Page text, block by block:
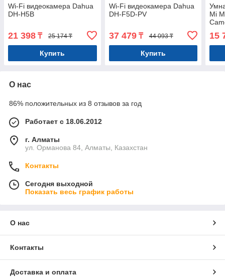
Wi-Fi видеокамера Dahua
DH-H5B
21 398 ₸ 25 174 ₸
Купить
Wi-Fi видеокамера Dahua
DH-F5D-PV
37 479₸ 44 093 ₸
Купить
Mi
15
О нас
86% положительных из 8 отзывов за год
Работает с 18.06.2012
г. Алматы
ул. Орманова 84, Алматы, Казахстан
Контакты
Сегодня выходной
Показать весь график работы
О нас
Контакты
Доставка и оплата